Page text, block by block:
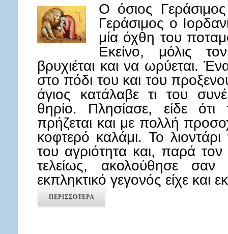
Ο όσιος
Γεράσιμος ο
μία όχθη του
Εκείνο, μόλις
βρυχιέται και να ωρύεται.
στο πόδι του και του
άγιος κατάλαβε τι του
θηρίο. Πλησίασε, είδε
πρήζεται και με πολλή
κοφτερό καλάμι. Το
του αγριότητα και, παρά
τελείως, ακολούθησε
εκπληκτικό γεγονός είχε και
ΠΕΡΙΣΣΟΤΕΡΑ